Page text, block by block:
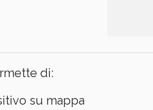
di:
su mappa